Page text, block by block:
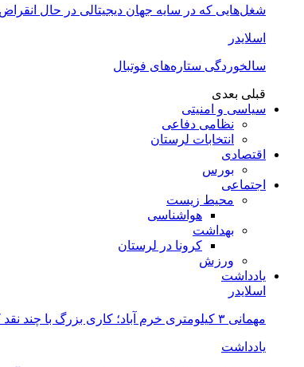
شغل‌‌هایی که در سایه جهان دیجیتالی در حال
اسلایدر
سالخوردگی ستاره‌های فوتبال
قبلی بعدی
سیاسی و امنیتی
نظامی دفاعی
انتخابات لرستان
اقتصادی
بورس
اجتماعی
محیط زیست
هواشناسی
بهداشت
کرونا در لرستان
ورزش
یادداشت
اسلایدر
مهمانی ۳ کیلومتری خرم آباد؛ کاری بزرگ با چند نقد کوچک
یادداشت